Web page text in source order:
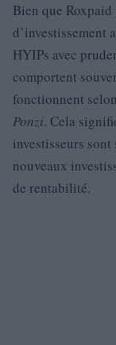
Bien que
d’investissement
HYIPs avec
comportent
fonctionnent
Ponzi. Cela
investisseurs
nouveaux
de rentabilité.